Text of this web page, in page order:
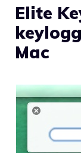
Elite
Mac